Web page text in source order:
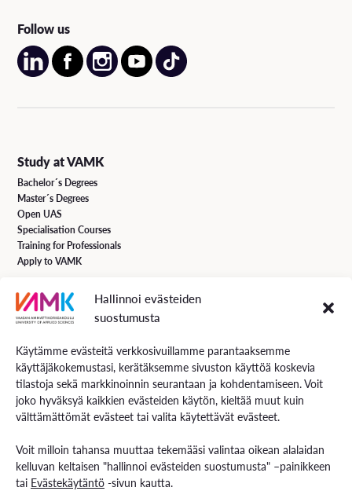
Hallinnoi evästeiden
suostumusta
Käytämme evästeitä verkkosivuillamme parantaaksemme
käyttäjäkokemustasi, kerätäksemme sivuston käyttöä koskevia
tilastoja sekä markkinoinnin seurantaan ja kohdentamiseen. Voit
joko hyväksyä kaikkien evästeiden käytön, kieltää muut kuin
välttämättömät evästeet tai valita käytettävät evästeet.
Voit milloin tahansa muuttaa tekemääsi valintaa oikean alalaidan
kelluvan keltaisen "hallinnoi evästeiden suostumusta" –painikkeen
tai Evästekäytäntö -sivun kautta.
Follow us
Study at VAMK
Bachelor´s Degrees
Master´s Degrees
Open UAS
Specialisation Courses
Training for Professionals
Apply to VAMK
VAMK Services
Services for Business
Services for students
Energiaa online newspaper
Contact us and visiting hours
Staff Search
EXAM – electronic exam